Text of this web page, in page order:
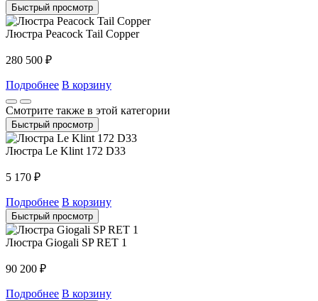
Быстрый просмотр
Люстра Peacock Tail Copper
280 500 ₽
Подробнее В корзину
Смотрите также в этой категории
Быстрый просмотр
Люстра Le Klint 172 D33
5 170 ₽
Подробнее В корзину
Быстрый просмотр
Люстра Giogali SP RET 1
90 200 ₽
Подробнее В корзину